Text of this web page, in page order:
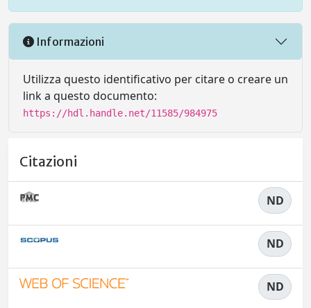
Informazioni
Utilizza questo identificativo per citare o creare un
link a questo documento:
https://hdl.handle.net/11585/984975
Citazioni
ND
ND
ND